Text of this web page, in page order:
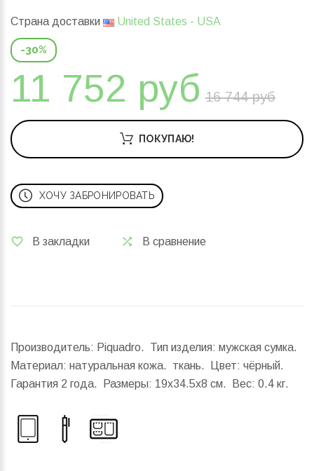
Страна доставки United States - USA
-30%
11 752 руб 16 744 руб
ПОКУПАЮ!
ХОЧУ ЗАБРОНИРОВАТЬ
В закладки В сравнение
Производитель: Piquadro. Тип изделия: мужская сумка.
Материал: натуральная кожа. ткань. Цвет: чёрный.
Гарантия 2 года.
Размеры: 19x34.5x8 см. Вес: 0.4 кг.